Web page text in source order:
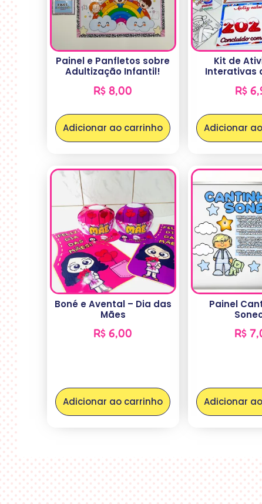
Painel e Panfletos sobre
Adultização Infantil!
R$ 8,00
Adicionar ao carrinho
Kit de
Interativas
R$
Adicionar
Boné e Avental – Dia das
Mães
R$ 6,00
Adicionar ao carrinho
Painel
R$
Adicionar